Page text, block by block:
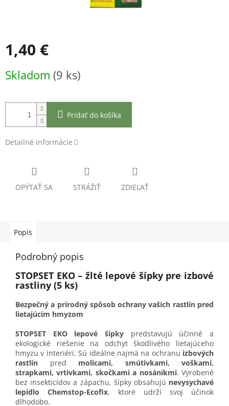
1,40 €
cena:
Skladom (9 ks)
Pridať do košíka
Detailné informácie
OPÝTAŤ SA STRÁŽIŤ ZDIEĽAŤ
Popis
Podrobný popis
STOPSET EKO – žlté lepové šípky pre izbové
rastliny (5 ks)
Bezpečný a prírodný spôsob ochrany vašich rastlín pred
lietajúcim hmyzom
STOPSET EKO lepové šípky predstavujú účinné a
ekologické riešenie na odchyt škodlivého lietajúceho
hmyzu v interiéri. Sú ideálne najmä na ochranu izbových
rastlín pred molicami, smútivkami, voškami,
strapkami, vrtivkami, skočkami a nosánikmi. Vyrobené
bez insekticídov a zápachu, šípky obsahujú nevysychavé
lepidlo Chemstop-Ecofix, ktoré udrží svoj účinok
dlhodobo.